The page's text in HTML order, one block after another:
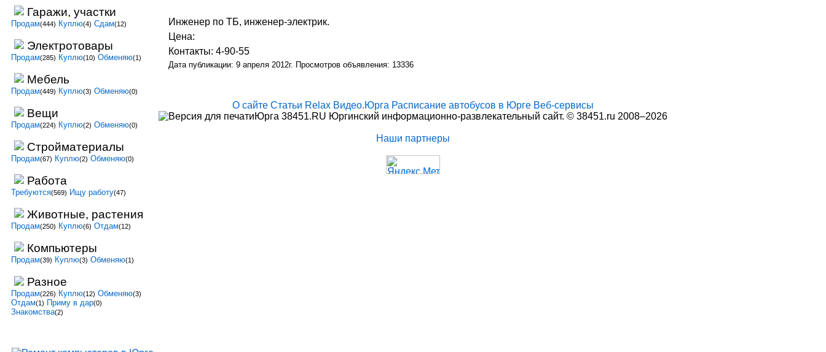
Инженер по ТБ, инженер-электрик.
Цена:
Контакты: 4-90-55
Дата публикации: 9 апреля 2012г. Просмотров объявления: 13336
Гаражи, участки
Продам(444) Куплю(4) Сдам(12)
Электротовары
Продам(285) Куплю(10) Обменяю(1)
Мебель
Продам(449) Куплю(3) Обменяю(0)
Вещи
Продам(224) Куплю(2) Обменяю(0)
Стройматериалы
Продам(67) Куплю(2) Обменяю(0)
Работа
Требуются(569) Ищу работу(47)
Животные, растения
Продам(250) Куплю(6) Отдам(12)
Компьютеры
Продам(39) Куплю(3) Обменяю(1)
Разное
Продам(226) Куплю(12) Обменяю(3)
Отдам(1) Приму в дар(0)
Знакомства(2)
О сайте Статьи Relax Видео.Юрга Расписание автобусов в Юрге Веб-сервисы
Юрга 38451.RU Юргинский информационно-развлекательный сайт. © 38451.ru 2008–2026
Наши партнеры